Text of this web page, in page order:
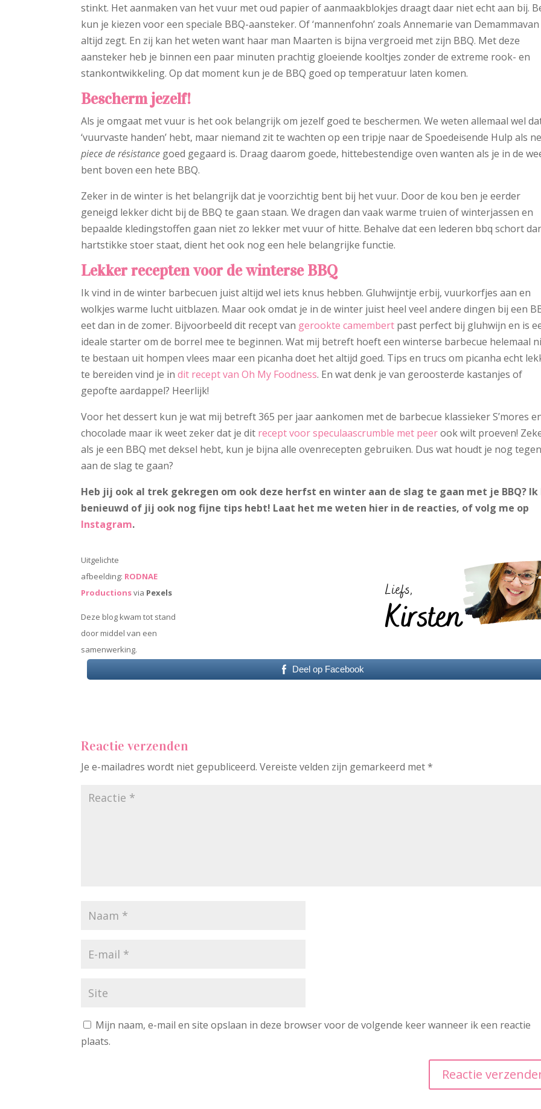
stinkt. Het aanmaken van het vuur met oud papier of aanmaakblokjes draagt daar niet echt aan bij.
kun je kiezen voor een speciale BBQ-aansteker. Of ‘mannenfohn’ zoals Annemarie van Demammavan
altijd zegt. En zij kan het weten want haar man Maarten is bijna vergroeid met zijn BBQ. Met deze
aansteker heb je binnen een paar minuten prachtig gloeiende kooltjes zonder de extreme rook- en
stankontwikkeling. Op dat moment kun je de BBQ goed op temperatuur laten komen.
Bescherm jezelf!
Als je omgaat met vuur is het ook belangrijk om jezelf goed te beschermen. We weten allemaal wel
‘vuurvaste handen’ hebt, maar niemand zit te wachten op een tripje naar de Spoedeisende Hulp als
piece de résistance goed gegaard is. Draag daarom goede, hittebestendige oven wanten als je in de
bent boven een hete BBQ.
Zeker in de winter is het belangrijk dat je voorzichtig bent bij het vuur. Door de kou ben je eerder
geneigd lekker dicht bij de BBQ te gaan staan. We dragen dan vaak warme truien of winterjassen en
bepaalde kledingstoffen gaan niet zo lekker met vuur of hitte. Behalve dat een lederen bbq schort
hartstikke stoer staat, dient het ook nog een hele belangrijke functie.
Lekker recepten voor de winterse BBQ
Ik vind in de winter barbecuen juist altijd wel iets knus hebben. Gluhwijntje erbij, vuurkorfjes aan en
wolkjes warme lucht uitblazen. Maar ook omdat je in de winter juist heel veel andere dingen bij een
eet dan in de zomer. Bijvoorbeeld dit recept van gerookte camembert past perfect bij gluhwijn en is
ideale starter om de borrel mee te beginnen. Wat mij betreft hoeft een winterse barbecue helemaal
te bestaan uit hompen vlees maar een picanha doet het altijd goed. Tips en trucs om picanha echt
te bereiden vind je indit recept van Oh My Foodness. En wat denk je van geroosterde kastanjes of
gepofte aardappel? Heerlijk!
Voor het dessert kun je wat mij betreft 365 per jaar aankomen met de barbecue klassieker S’mores
chocolade maar ik weet zeker dat je dit recept voor speculaascrumble met peerook wilt proeven!
als je een BBQ met deksel hebt, kun je bijna alle ovenrecepten gebruiken. Dus wat houdt je nog
aan de slag te gaan?
Heb jij ook al trek gekregen om ook deze herfst en winter aan de slag te gaan met je BBQ? Ik
benieuwd of jij ook nog fijne tips hebt! Laat het me weten hier in de reacties, of volg me op
Instagram.
Uitgelichte
afbeelding: RODNAE
Productionsvia Pexels
Deze blog kwam tot stand
door middel van een
samenwerking.
Deel op Facebook
Reactie verzenden
Je e-mailadres wordt niet gepubliceerd. Vereiste velden zijn gemarkeerd met*
Mijn naam, e-mail en site opslaan in deze browser voor de volgende keer wanneer ik een reactie
plaats.